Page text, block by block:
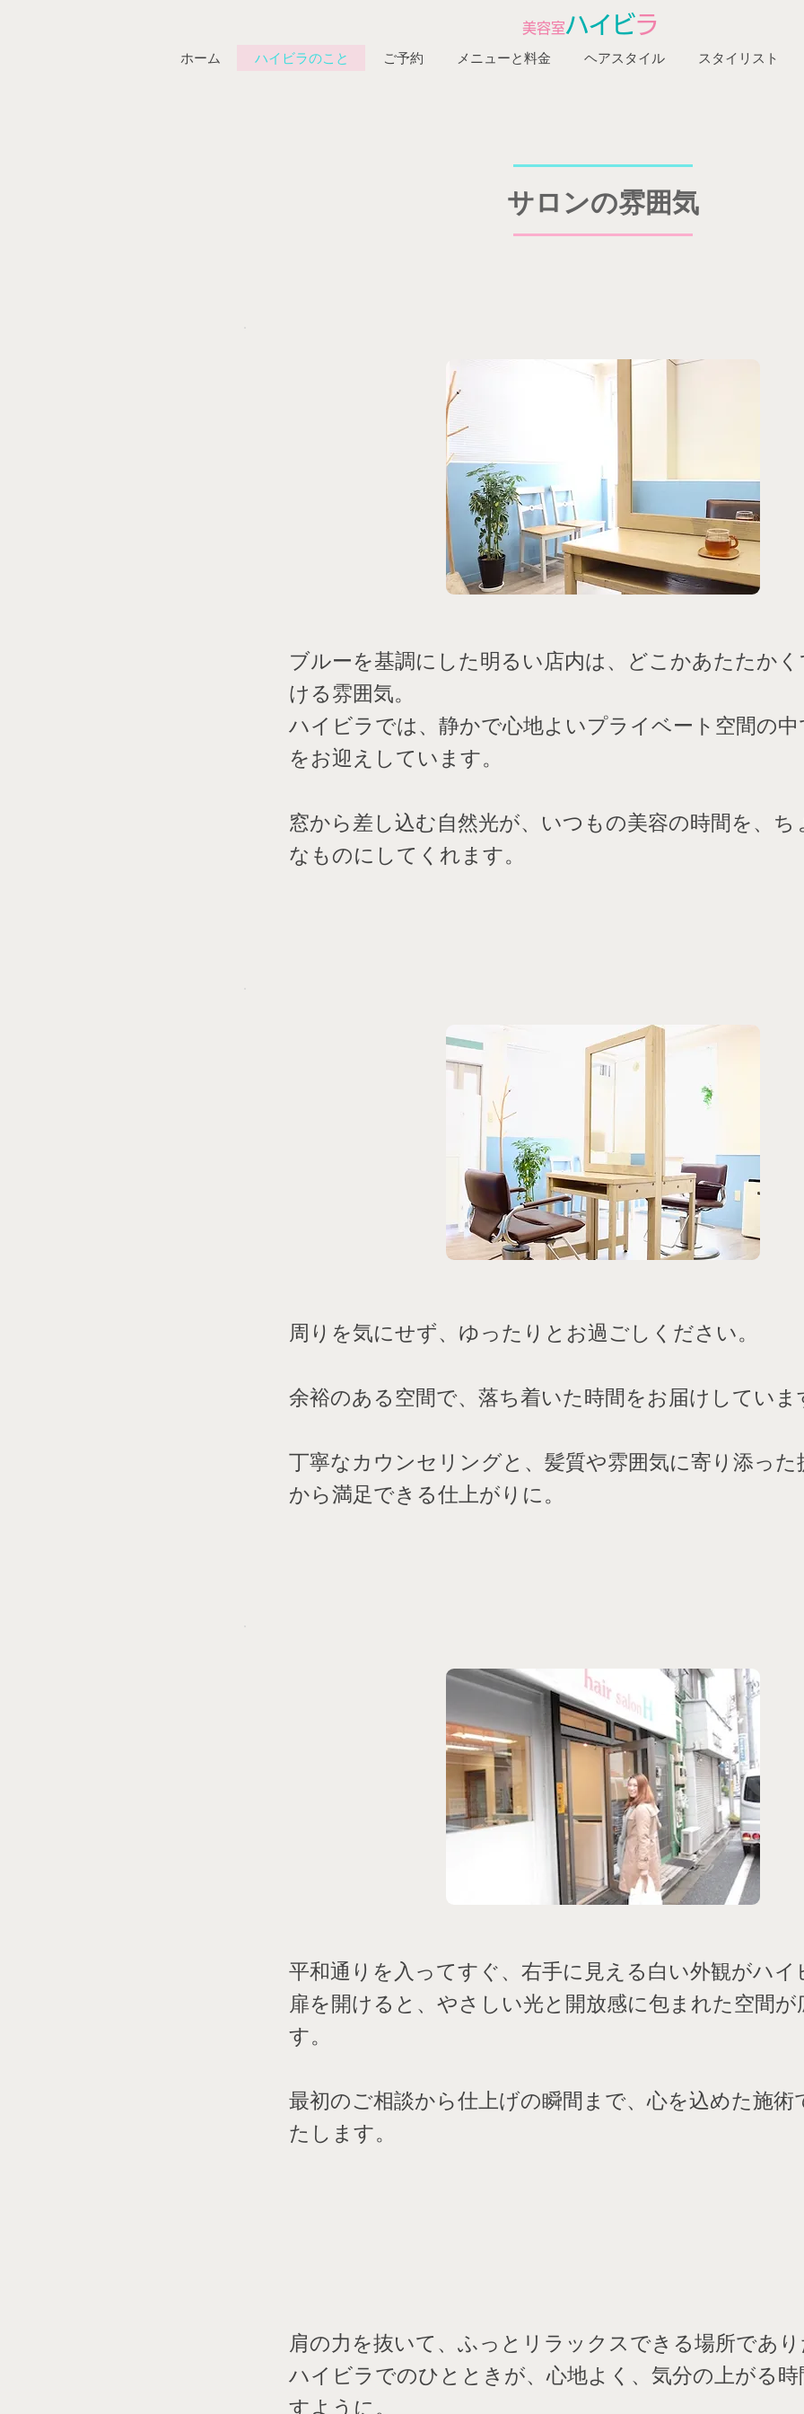
​美容室ハイビラ
ホーム ハイビラのこと ご予約 メニューと料金 ヘアスタイル スタイリスト
​サロンの雰囲気
ブルーを基調にした明るい店内は、どこかあたたか
ける雰囲気。
ハイビラでは、静かで心地よいプライベート空間の中
をお迎えしています。
窓から差し込む自然光が、いつもの美容の時間を、ち
なものにしてくれます。
周りを気にせず、ゆったりとお過ごしください。
余裕のある空間で、落ち着いた時間をお届けしていま
丁寧なカウンセリングと、髪質や雰囲気に寄り添った
から満足できる仕上がりに。
平和通りを入ってすぐ、右手に見える白い外観がハイ
扉を開けると、やさしい光と開放感に包まれた空間が
す。
最初のご相談から仕上げの瞬間まで、心を込めた施術
たします。
肩の力を抜いて、ふっとリラックスできる場所であり
ハイビラでのひとときが、心地よく、気分の上がる時
すように。